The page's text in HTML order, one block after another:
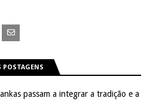
POSTAGENS
passam a integrar a tradição e a